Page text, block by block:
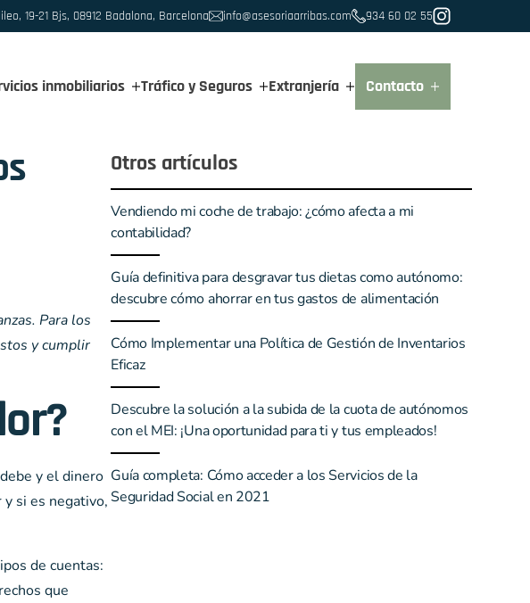
19-21 Bjs, 08912 Badalona, Barcelona info@asesoriaarribas.com 934 60 02 55
inmobiliarios Tráfico y Seguros Extranjería Contacto
Para los
y cumplir
y el dinero
si es negativo,
de cuentas:
que
Otros artículos
Vendiendo mi coche de trabajo: ¿cómo afecta a mi
contabilidad?
Guía definitiva para desgravar tus dietas como autónomo:
descubre cómo ahorrar en tus gastos de alimentación
Cómo Implementar una Política de Gestión de Inventarios
Eficaz
Descubre la solución a la subida de la cuota de autónomos
con el MEI: ¡Una oportunidad para ti y tus empleados!
Guía completa: Cómo acceder a los Servicios de la
Seguridad Social en 2021